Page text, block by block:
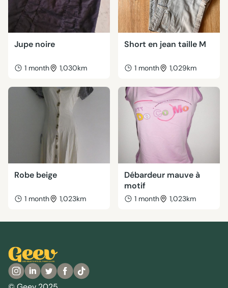
Jupe noire
1 month 1,030km
Short en jean taille M
1 month 1,029km
Robe beige
1 month 1,023km
Débardeur mauve à
motif
1 month 1,023km